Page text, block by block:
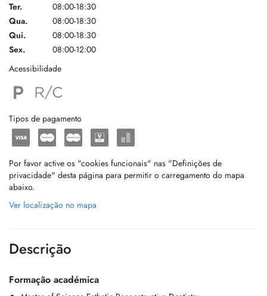
Ter.
08:00-18:30
Qua.
08:00-18:30
Qui.
08:00-18:30
Sex.
08:00-12:00
Acessibilidade
Tipos de pagamento
Por favor active os "cookies funcionais" nas "Definições de
privacidade" desta página para permitir o carregamento do mapa
abaixo.
Ver localização no mapa
Descrição
Formação académica